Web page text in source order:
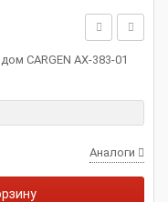
CARGEN АХ-383-01
Аналоги